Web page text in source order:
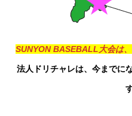
SUNYON BASEBALL大会は
法人ドリチャレは、今までに